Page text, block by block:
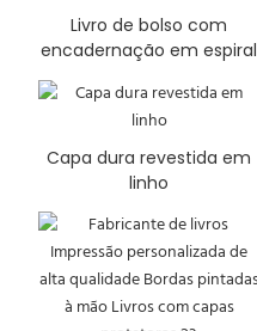
Livro de bolso com
encadernação em espiral
Capa dura revestida em
linho